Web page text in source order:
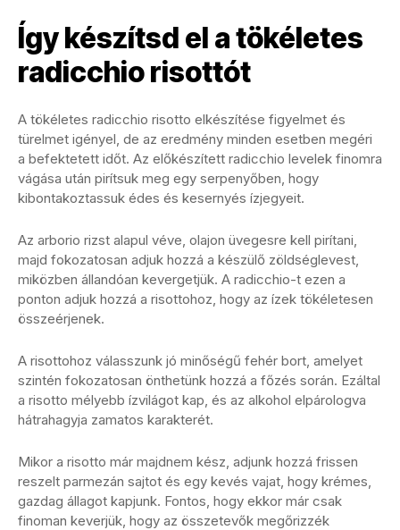
Így készítsd el a tökéletes
radicchio risottót
A tökéletes radicchio risotto elkészítése figyelmet és
türelmet igényel, de az eredmény minden esetben megéri
a befektetett időt. Az előkészített radicchio levelek finomra
vágása után pirítsuk meg egy serpenyőben, hogy
kibontakoztassuk édes és kesernyés ízjegyeit.
Az arborio rizst alapul véve, olajon üvegesre kell pirítani,
majd fokozatosan adjuk hozzá a készülő zöldséglevest,
miközben állandóan kevergetjük. A radicchio-t ezen a
ponton adjuk hozzá a risottohoz, hogy az ízek tökéletesen
összeérjenek.
A risottohoz válasszunk jó minőségű fehér bort, amelyet
szintén fokozatosan önthetünk hozzá a főzés során. Ezáltal
a risotto mélyebb ízvilágot kap, és az alkohol elpárologva
hátrahagyja zamatos karakterét.
Mikor a risotto már majdnem kész, adjunk hozzá frissen
reszelt parmezán sajtot és egy kevés vajat, hogy krémes,
gazdag állagot kapjunk. Fontos, hogy ekkor már csak
finoman keverjük, hogy az összetevők megőrizzék